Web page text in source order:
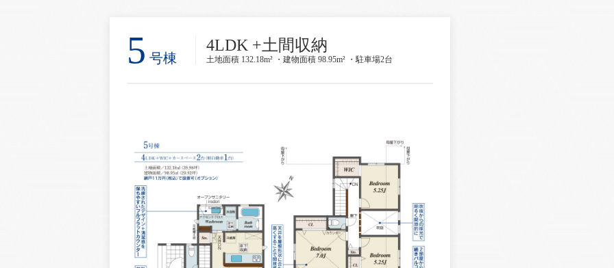
5 号棟
4LDK +土間収納
土地面積 132.18m² ・建物面積 98.95m² ・駐車場2台